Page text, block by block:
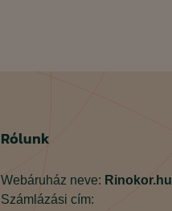
Rólunk
Webáruház neve: Rinokor.hu
Számlázási cím: